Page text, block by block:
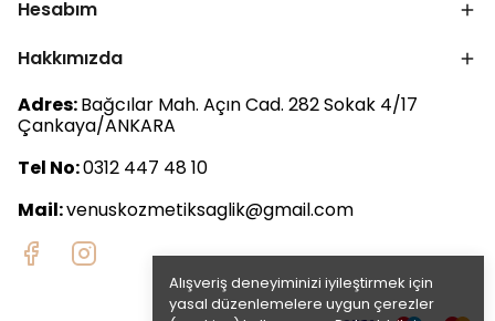
Alışveriş deneyiminizi iyileştirmek için
yasal düzenlemelere uygun çerezler
Hesabım
Hakkımızda
Adres:Bağcılar Mah. Açın Cad. 282 Sokak 4/17
Çankaya/ANKARA
Tel No:0312 447 48 10
Mail:venuskozmetiksaglik@gmail.com